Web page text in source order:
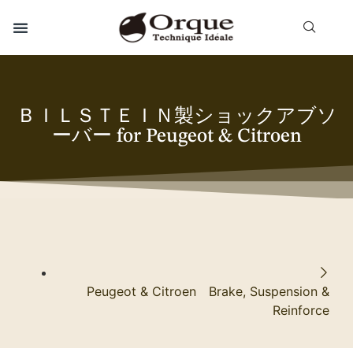
ＢＩＬＳＴＥＩＮ製ショックアブソ
ーバー for Peugeot & Citroen
Peugeot & Citroen Brake, Suspension &
Reinforce